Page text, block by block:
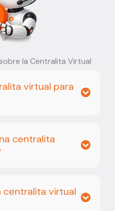
la Centralita Virtual
virtual para
centralita
centralita virtual